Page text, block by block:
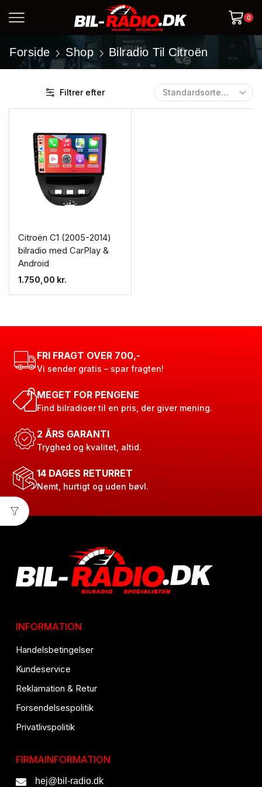
0
Forside Shop Bilradio Til Citroën
Filtrer efter
Citroën C1 (2005-2014)
bilradio med CarPlay &
Android
1.750,00 kr.
FRI FRAGT OVER 700,-
Vi sender gratis – spar fragten!
MEGET FOR PENGENE
Find bilradioer til en pris, der giver mening.
2 ÅRS GARANTI
Tryghed og kvalitet, altid.
14 DAGES RETURRET
Nemt, hurtigt og uden bøvl.
INFORMATION
Handelsbetingelser
Kundeservice
Reklamation & Retur
Forsendelsespolitik
Privatlivspolitik
FIRMAINFORMATION
hej@bil-radio.dk